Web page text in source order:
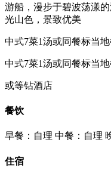
游船，漫步于碧波荡漾
光山色，景致优美
中式7菜1汤或同餐标当
中式7菜1汤或同餐标当
或等钻酒店
餐饮
早餐：自理 中餐：自理
住宿